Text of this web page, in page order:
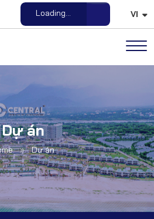
Loading... VI
Dự án
» Dự án